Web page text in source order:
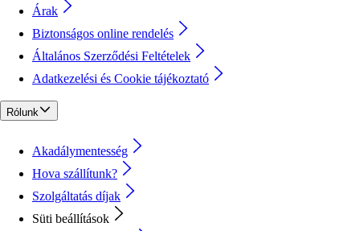
Árak
Biztonságos online rendelés
Általános Szerződési Feltételek
Adatkezelési és Cookie tájékoztató
Rólunk
Akadálymentesség
Hova szállítunk?
Szolgáltatás díjak
Süti beállítások